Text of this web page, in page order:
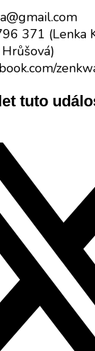
371 (Lenka
tuto